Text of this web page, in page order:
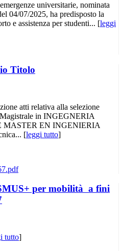
universitarie, nominata
04/07/2025, ha predisposto la
e assistenza per studenti... [leggi
Titolo
atti relativa alla selezione
in INGEGNERIA
EN INGENIERIA
[leggi tutto]
per mobilità a fini
tutto]